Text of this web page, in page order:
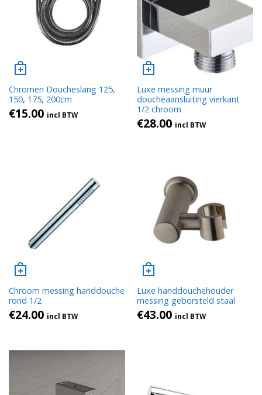
Chromen Doucheslang 125,
150, 175, 200cm
€15.00 incl BTW
Luxe messing muur
doucheaansluiting vierkant
1/2 chroom
€28.00 incl BTW
Chroom messing handdouche
rond 1/2
€24.00 incl BTW
Luxe handdouchehouder
messing geborsteld staal
€43.00 incl BTW